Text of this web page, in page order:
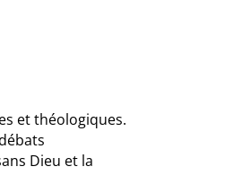
et théologiques.
Dieu et la